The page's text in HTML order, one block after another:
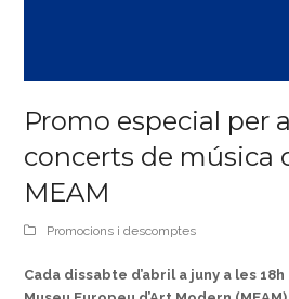
Promo especial per
concerts de música
MEAM
Promocions i descomptes
Cada dissabte d’abril a juny a les 18h